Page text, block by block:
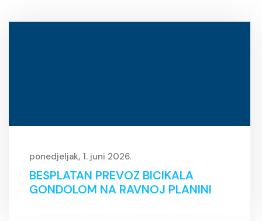
ponedjeljak, 1. juni 2026.
BESPLATAN PREVOZ BICIKALA
GONDOLOM NA RAVNOJ PLANINI